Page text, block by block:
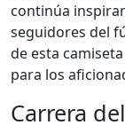
continúa
seguidores del
de esta
para los
Carrera